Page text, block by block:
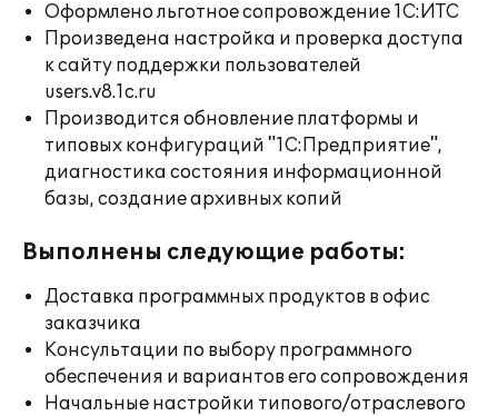
Оформлено льготное сопровождение 1С:ИТС
Произведена настройка и проверка доступа
к сайту поддержки пользователей
users.v8.1c.ru
Производится обновление платформы и
типовых конфигураций "1С:Предприятие",
диагностика состояния информационной
базы, создание архивных копий
Выполнены следующие работы:
Доставка программных продуктов в офис
заказчика
Консультации по выбору программного
обеспечения и вариантов его сопровождения
Начальные настройки типового/отраслевого